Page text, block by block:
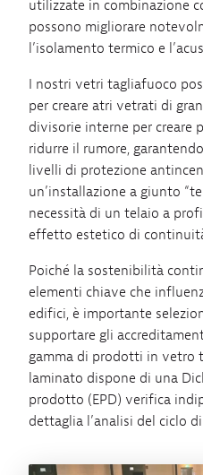
utilizzate in combinazione
possono migliorare
l’isolamento termico e
I nostri vetri tagliafuoco
per creare atri vetrati di
divisorie interne per creare
ridurre il rumore,
livelli di protezione
un’installazione a giunto
necessità di un telaio a
effetto estetico di
Poiché la sostenibilità
elementi chiave che
edifici, è importante
supportare gli
gamma di prodotti in vetro
laminato dispone di una
prodotto (EPD) verifica
dettaglia l’analisi del ciclo